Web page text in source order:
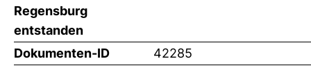
Regensburg
entstanden
Dokumenten-ID 42285